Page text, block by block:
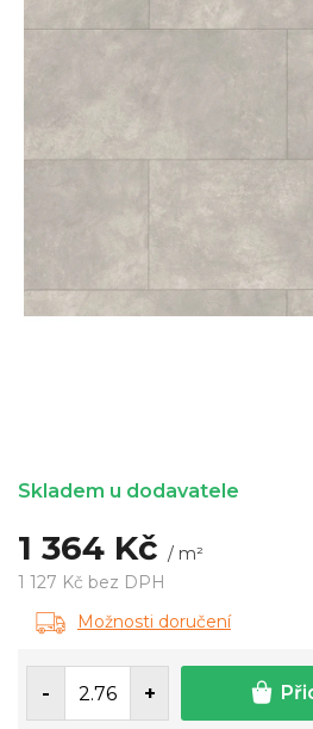
1 364 Kč / m²
1 127 Kč bez DPH
Měrná
cena:
Skladem u dodavatele
Možnosti doručení